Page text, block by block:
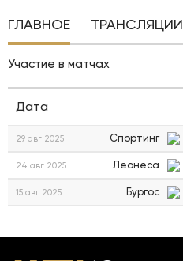
ГЛАВНОЕ ТРАНСЛЯЦИИ
Участие в матчах
Дата
29 авг 2025 Спортинг
24 авг 2025 Леонеса
15 авг 2025 Бургос